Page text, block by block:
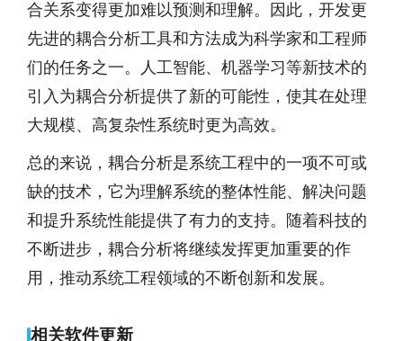
合关系变得更加难以预测和理解。因此，开发更
先进的耦合分析工具和方法成为科学家和工程师
们的任务之一。人工智能、机器学习等新技术的
引入为耦合分析提供了新的可能性，使其在处理
大规模、高复杂性系统时更为高效。
总的来说，耦合分析是系统工程中的一项不可或
缺的技术，它为理解系统的整体性能、解决问题
和提升系统性能提供了有力的支持。随着科技的
不断进步，耦合分析将继续发挥更加重要的作
用，推动系统工程领域的不断创新和发展。
相关软件更新